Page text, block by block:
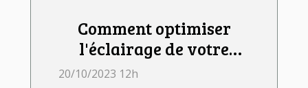
Comment optimiser
l'éclairage de votre
chambre avec les LED
20/10/2023 12h